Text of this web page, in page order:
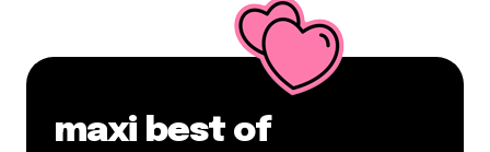
maxi best of